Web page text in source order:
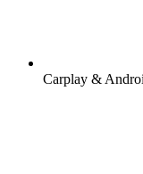
Carplay &